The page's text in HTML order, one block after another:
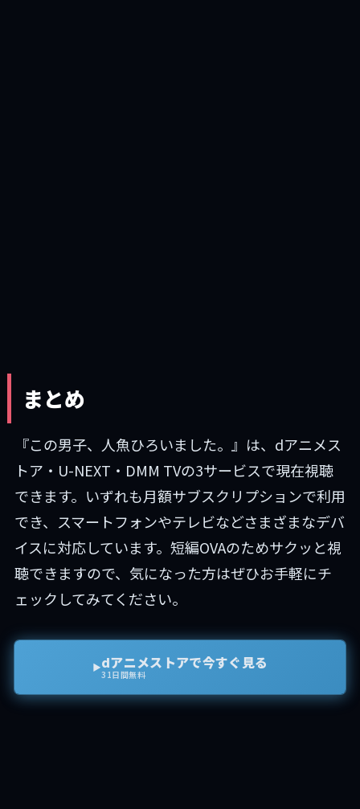
まとめ
『この男子、人魚ひろいました。』は、dアニメス
トア・U-NEXT・DMM TVの3サービスで現在視聴
できます。いずれも月額サブスクリプションで利用
でき、スマートフォンやテレビなどさまざまなデバ
イスに対応しています。短編OVAのためサクッと視
聴できますので、気になった方はぜひお手軽にチ
ェックしてみてください。
▶dアニメストアで今すぐ見る
31日間無料